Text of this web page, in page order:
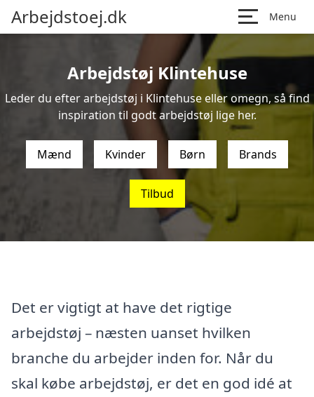
Arbejdstoej.dk Menu
Arbejdstøj Klintehuse
Leder du efter arbejdstøj i Klintehuse eller omegn, så find
inspiration til godt arbejdstøj lige her.
Mænd Kvinder Børn Brands
Tilbud
Det er vigtigt at have det rigtige
arbejdstøj – næsten uanset hvilken
branche du arbejder inden for. Når du
skal købe arbejdstøj, er det en god idé at